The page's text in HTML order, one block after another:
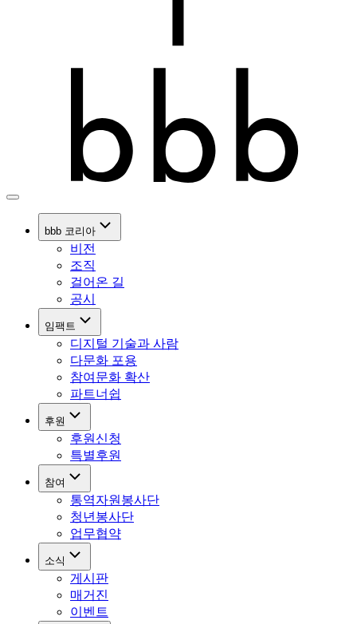
bbb 코리아
비전
조직
걸어온 길
공시
임팩트
디지털 기술과 사람
다문화 포용
참여문화 확산
파트너쉽
후원
후원신청
특별후원
참여
통역자원봉사단
청년봉사단
업무협약
소식
게시판
매거진
이벤트